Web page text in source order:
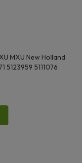
MXU New Holland
5123959 5111076